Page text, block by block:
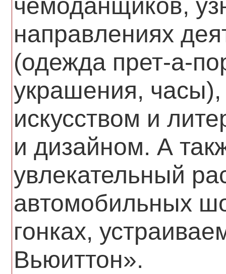
чемоданщиков,
направлениях
(одежда прет-а-
украшения,
искусством и
и дизайном. А
увлекательный
автомобильных
гонках,
Вьюиттон».